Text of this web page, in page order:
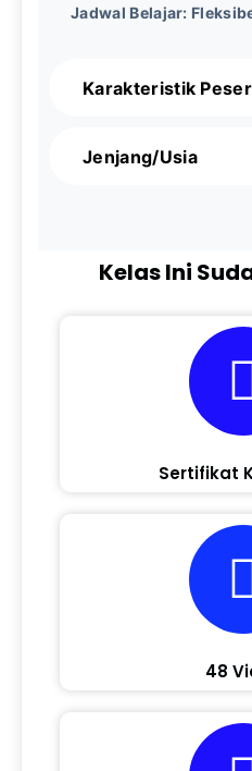
Jadwal Belajar:
Karakteristik
Jenjang/Usia
Kelas Ini
Sertifikat
48